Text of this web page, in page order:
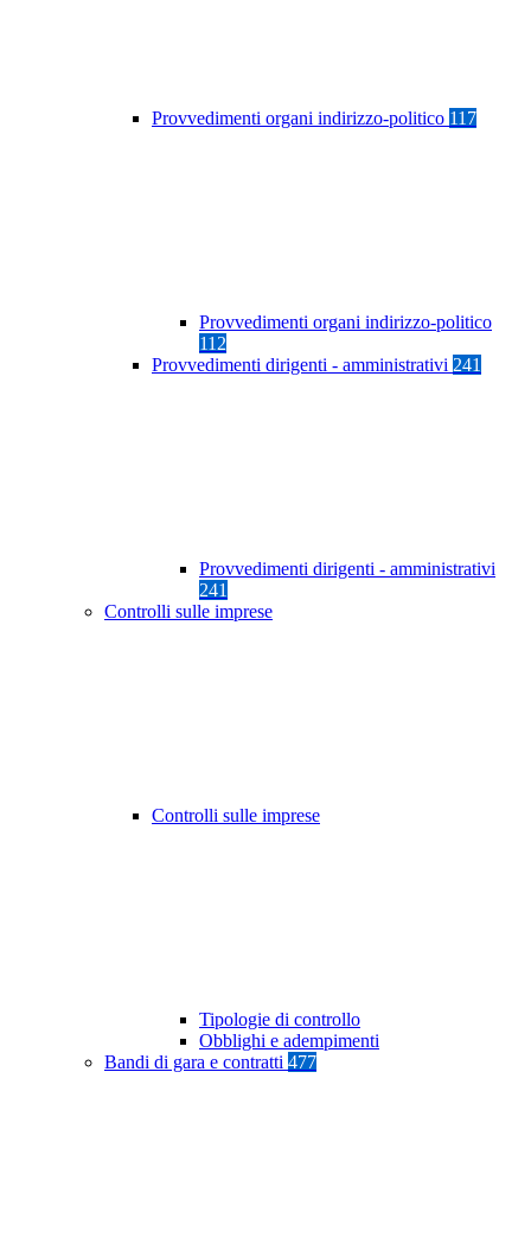
Provvedimenti organi indirizzo-politico 117
Provvedimenti organi indirizzo-politico
112
Provvedimenti dirigenti - amministrativi 241
Provvedimenti dirigenti - amministrativi
241
Controlli sulle imprese
Controlli sulle imprese
Tipologie di controllo
Obblighi e adempimenti
Bandi di gara e contratti 477